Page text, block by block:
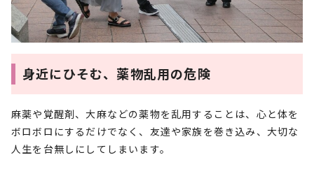
身近にひそむ、薬物乱用の危険
麻薬や覚醒剤、大麻などの薬物を乱用することは、心と体を
ボロボロにするだけでなく、友達や家族を巻き込み、大切な
人生を台無しにしてしまいます。